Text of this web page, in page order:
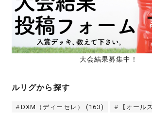
大会結果募集中！
ルリグから探す
DXM（ディーセレ） (163) 【オール